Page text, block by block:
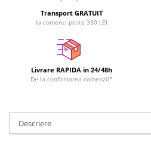
Transport GRATUIT
la comenzi peste 350 LEI
Livrare RAPIDA in 24/48h
De la confirmarea comenzii*
Descriere